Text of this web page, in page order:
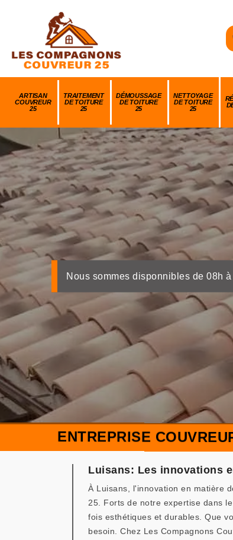
ARTISAN
COUVREUR
25
TRAITEMENT
DE TOITURE
25
DÉMOUSSAGE
DE TOITURE
25
NETTOYAGE
DE TOITURE
25
Nous sommes disponnibles de 08h
ENTREPRISE
Luisans: Les innovations
À Luisans, l'innovation en matière
25. Forts de notre expertise dans
fois esthétiques et durables. Que
besoin. Chez Les Compagnons